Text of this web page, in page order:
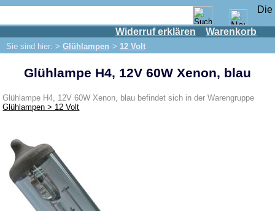
Widerruf erklären Warenkorb
Sie sind hier: > Glühlampen > 12 Volt
IFA Motor
IFA-Fahrzeuge
Trabant 1.1
Wartburg 1.3
Barkas B 1000
Kugelgelenke, Zubehör
Skoda
Glühlampe H4, 12V 60W Xenon, blau
Glühlampe H4, 12V 60W Xenon, blau befindet sich in der Warengruppe
Glühlampen > 12 Volt